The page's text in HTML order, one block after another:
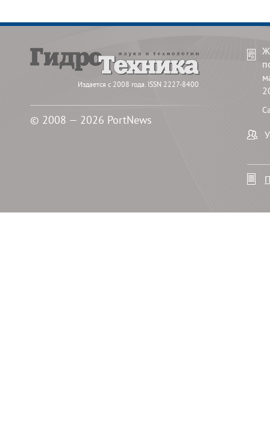
Издается с 2008 года. ISSN 2227-8400
© 2008 — 2026 PortNews